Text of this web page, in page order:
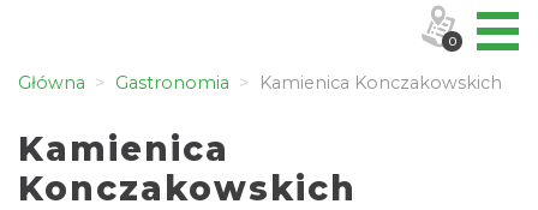
Główna Gastronomia Kamienica Konczakowskich
Kamienica
Konczakowskich
0